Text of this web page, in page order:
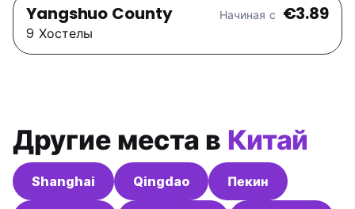
Yangshuo County Начиная с €3.89
9 Хостелы
Другие места в Китай
Shanghai Qingdao Пекин